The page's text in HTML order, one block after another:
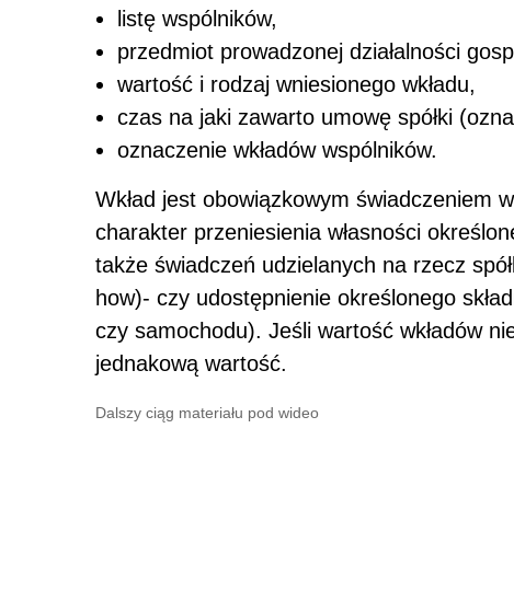
listę wspólników,
przedmiot prowadzonej działalności
wartość i rodzaj wniesionego wkładu,
czas na jaki zawarto umowę spółki
oznaczenie wkładów wspólników.
Wkład jest obowiązkowym świadczeniem
charakter przeniesienia własności
także świadczeń udzielanych na rzecz
how)- czy udostępnienie określonego
czy samochodu). Jeśli wartość wkładów
jednakową wartość.
Dalszy ciąg materiału pod wideo